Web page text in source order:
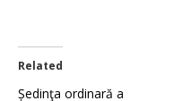
Related
Ședinţa ordinară a